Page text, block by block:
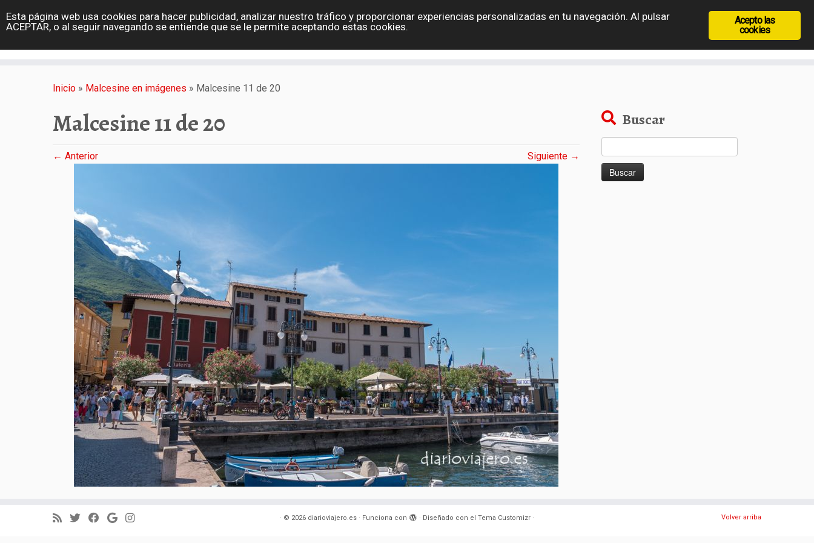
diarioviajero.es Portada Eslovaquia España Holanda Polonia Grecia Rep. Checa Hungría
Rumanía
Inicio » Malcesine en imágenes » Malcesine 11 de 20
Malcesine 11 de 20
← Anterior Siguiente →
Buscar
· © 2026 diarioviajero.es · Funciona con · Diseñado con el Tema Customizr · Volver arriba
Acepto las
cookies
Esta página web usa cookies para hacer publicidad, analizar nuestro tráfico y proporcionar experiencias personalizadas en tu navegación. Al pulsar
ACEPTAR, o al seguir navegando se entiende que se le permite aceptando estas cookies.